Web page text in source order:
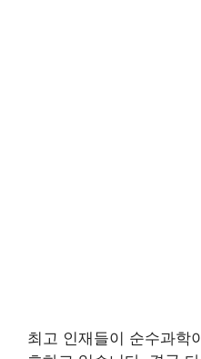
최고 인재들이 순수과학